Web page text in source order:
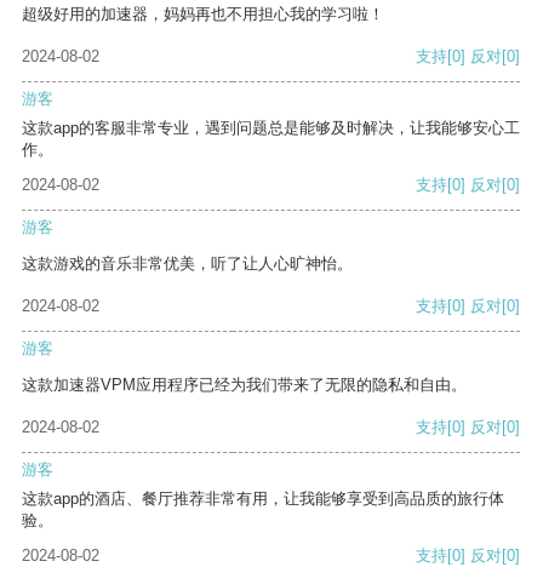
超级好用的加速器，妈妈再也不用担心我的学习啦！
2024-08-02 支持[0] 反对[0]
游客
这款app的客服非常专业，遇到问题总是能够及时解决，让我能够安心工
作。
2024-08-02
支持[0] 反对[0]
游客
这款游戏的音乐非常优美，听了让人心旷神怡。
2024-08-02 支持[0] 反对[0]
游客
这款加速器VPM应用程序已经为我们带来了无限的隐私和自由。
2024-08-02 支持[0] 反对[0]
游客
这款app的酒店、餐厅推荐非常有用，让我能够享受到高品质的旅行体
验。
2024-08-02
支持[0] 反对[0]